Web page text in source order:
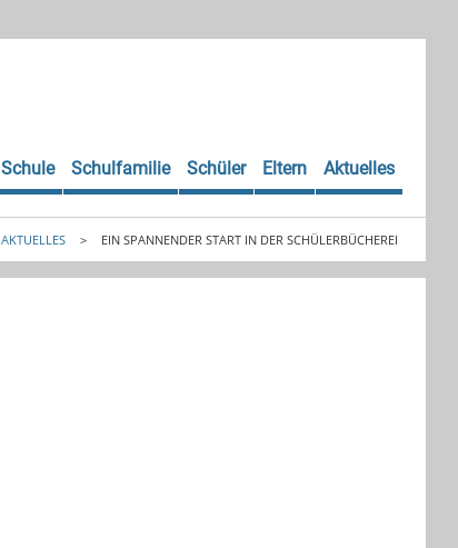
Schule Schulfamilie Schüler Eltern Aktuelles
AKTUELLES > EIN SPANNENDER START IN DER SCHÜLERBÜCHEREI